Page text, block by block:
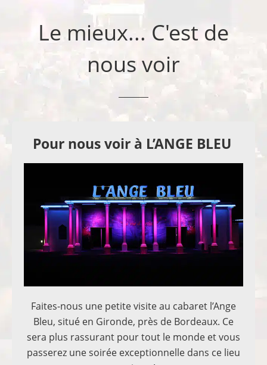
Le mieux... C'est de
nous voir
Pour nous voir à L’ANGE BLEU
Faites-nous une petite visite au cabaret l’Ange
Bleu, situé en Gironde, près de Bordeaux. Ce
sera plus rassurant pour tout le monde et vous
passerez une soirée exceptionnelle dans ce lieu